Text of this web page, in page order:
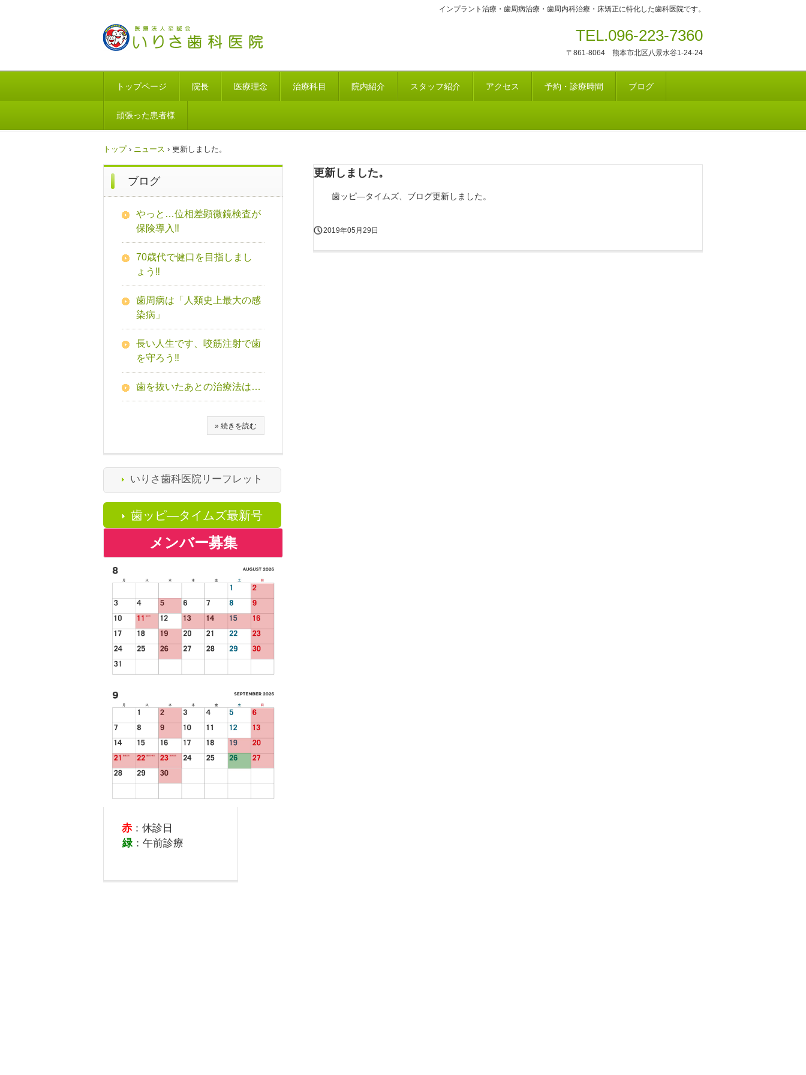
インプラント治療・歯周病治療・歯周内科治療・床矯正に特化した歯科医院です。
TEL.096-223-7360
〒861-8064 熊本市北区八景水谷1-24-24
トップページ 院長 医療理念 治療科目 院内紹介 スタッフ紹介 アクセス 予約・診療時間 ブログ
頑張った患者様
トップ › ニュース › 更新しました。
更新しました。
歯ッピ―タイムズ、ブログ更新しました。
2019年05月29日
ブログ
やっと…位相差顕微鏡検査が
保険導入‼
70歳代で健口を目指しまし
ょう‼
歯周病は「人類史上最大の感
染病」
長い人生です、咬筋注射で歯
を守ろう‼
歯を抜いたあとの治療法は…
» 続きを読む
いりさ歯科医院リーフレット
歯ッピ―タイムズ最新号
メンバー募集
赤 ：休診日
緑：午前診療